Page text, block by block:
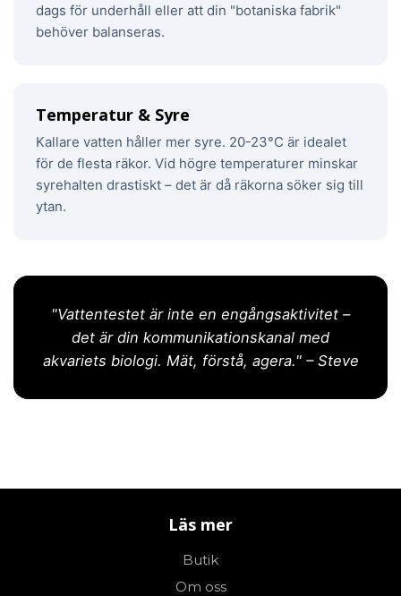
dags för underhåll eller att din "botaniska fabrik"
behöver balanseras.
Temperatur & Syre
Kallare vatten håller mer syre. 20-23°C är idealet
för de flesta räkor. Vid högre temperaturer minskar
syrehalten drastiskt – det är då räkorna söker sig till
ytan.
"Vattentestet är inte en engångsaktivitet –
det är din kommunikationskanal med
akvariets biologi. Mät, förstå, agera." – Steve
Läs mer
Butik
Om oss